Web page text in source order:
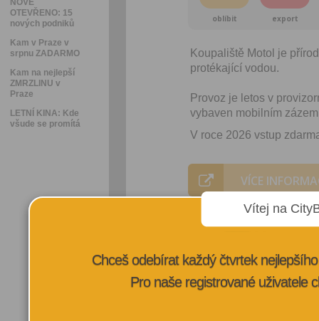
NOVĚ
OTEVŘENO: 15
nových podniků
Kam v Praze v
srpnu ZADARMO
Kam na nejlepší
ZMRZLINU v
Praze
LETNÍ KINA: Kde
všude se promítá
oblíbit export
Koupaliště Motol je
protékající vodou.
Provoz je letos v
vybaven mobilním
V roce 2026 vstup
VÍCE
Vítej na
Chceš odebírat každý čtvrtek
Pro naše registrované uživatele